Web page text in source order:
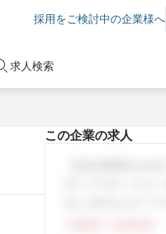
採用をご検討中の企業様へ
求人検索
この企業の求人